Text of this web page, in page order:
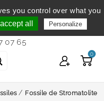
au vendredi de 9h à 12h et
18h...
07 65
0
Fossile de Stromatolite
you control over what you
all Personalize